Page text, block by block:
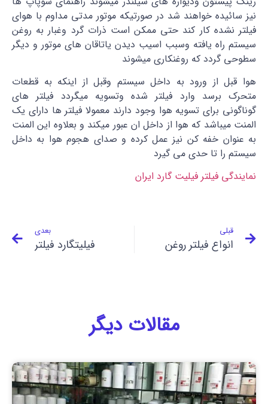
نیز سائیده خواهند شد در صورتیکه موتور مدتی مداوم با هوای
فیلتر نشده کار کند حتی ممکن است ذرات گرد وغبار به روغن
سیستم راه یافته وسبب اسیب دیدن یاتاقان های موتور و دیگر
سطوحی گردد که روغنکاری میشوند
هوا قبل از ورود به داخل سیستم وقبل از اینکه به قطعات
متحرک برسد وارد فیلتر شده وتسویه میگردد فیلتر های
گوناگونی برای تسویه هوا وجود دارند معمولا فیلتر ها دارای یک
المنت میباشد که هوا از داخل ان عبور میکند و بعلاوه این المنت
به عنوان خفه کن نیز عمل کرده و صدای هجوم هوا به داخل
سیستم را تا حدی می گیرد
نمایندگی فیلتر فیلیت گارد ایران
قبلی
انواع فیلتر روغن
بعدی
فیلیتگارد فیلتر
مقالات دیگر